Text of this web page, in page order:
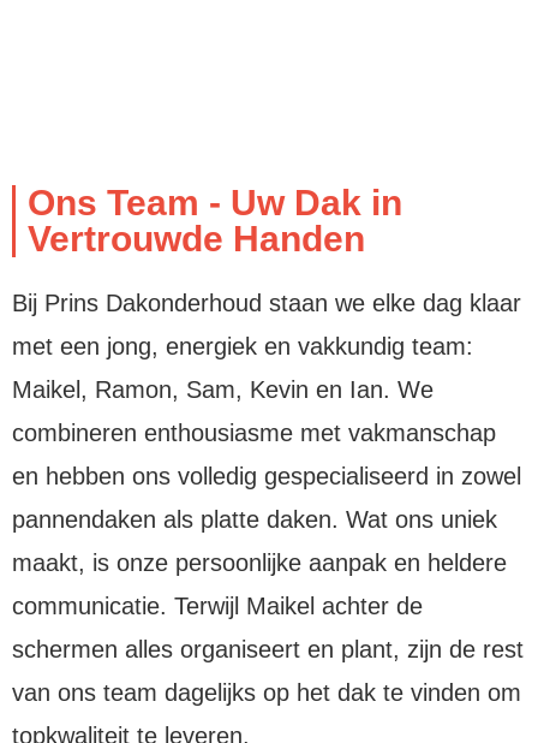
Ons Team - Uw Dak in
Vertrouwde Handen
Bij Prins Dakonderhoud staan we elke dag klaar
met een jong, energiek en vakkundig team:
Maikel, Ramon, Sam, Kevin en Ian. We
combineren enthousiasme met vakmanschap
en hebben ons volledig gespecialiseerd in zowel
pannendaken als platte daken. Wat ons uniek
maakt, is onze persoonlijke aanpak en heldere
communicatie. Terwijl Maikel achter de
schermen alles organiseert en plant, zijn de rest
van ons team dagelijks op het dak te vinden om
topkwaliteit te leveren.